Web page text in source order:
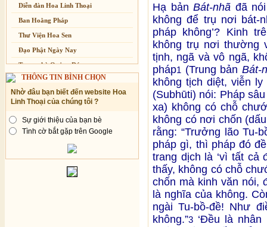
Diễn đàn Hoa Linh Thoại
Ban Hoằng Pháp
Thư Viện Hoa Sen
Đạo Phật Ngày Nay
Trang nhà Quảng Đức
Báo Giác Ngộ
Vesak 2014
THÔNG TIN BÌNH CHỌN
Nhờ đâu bạn biết đến website Hoa
Linh Thoại của chúng tôi ?
Sự giới thiệu của bạn bè
Tình cờ bắt gặp trên Google
Hạ bảnBát-nhã đã
không để trụ nơi bát-
pháp không’? Kinh
không trụ nơi thường
tịnh, ngã và vô ngã,
pháp1 (Trung bản Bát-
không tịch diệt, viễn
(Subhūti) nói: Pháp
xa) không có chỗ
không có nơi chốn
rằng: “Trưởng lão Tu-
pháp gì, thì pháp đó
trang dịch là ‘vì tất cả
thấy, không có chỗ
chốn mà kinh văn nói,
là nghĩa của không.
ngài Tu-bồ-đề! Như
không.”3 ‘Đều là